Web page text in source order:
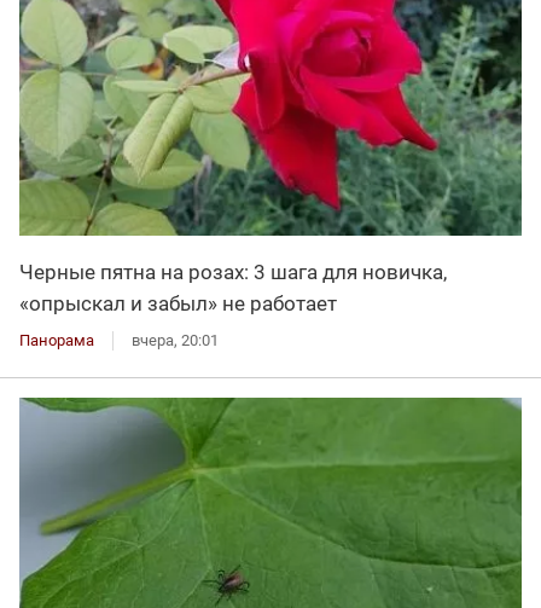
Черные пятна на розах: 3 шага для новичка,
«опрыскал и забыл» не работает
Панорама вчера, 20:01